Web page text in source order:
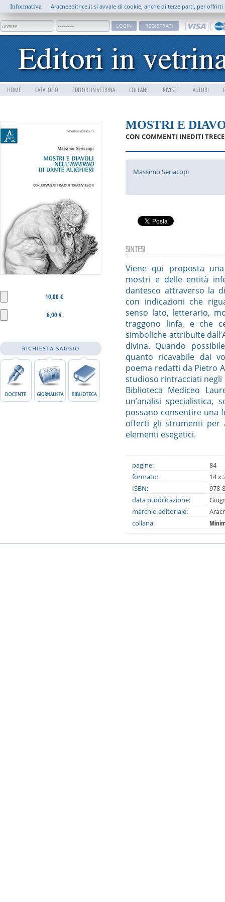
HOME CATALOGO EDITORI IN VETRINA COLLANE RIVISTE AUTORI
MOSTRI E
CON COMMENTI INEDITI
10,00 €
6,00 €
Massimo Seriacopi
SINTESI
Viene qui proposta
mostri e delle entità
dantesco attraverso la
con indicazioni che
senso lato, letterario,
traggono linfa, e che
simboliche attribuite
divina. Quando
quanto ricavabile dai
poema redatti da Pietro
studioso rintracciati
Biblioteca Mediceo
un’analisi specialistica,
possano consentire una
offerti gli strumenti per
elementi esegetici.
pagine:
84
formato:
14 x
ISBN:
978-
data pubblicazione:
marchio editoriale:
collana:
Informativa Aracneeditrice.it si avvale di cookie, anche di terze parti, per